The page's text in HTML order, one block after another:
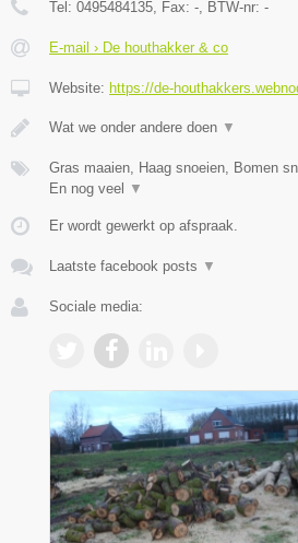
Tel: 0495484135, Fax: -, BTW-nr: -
E-mail › De houthakker & co
Website: https://de-
Wat we onder andere doen ▼
Gras maaien, Haag snoeien, Bomen
En nog veel
▼
Er wordt gewerkt op afspraak.
Laatste facebook posts ▼
Sociale media: